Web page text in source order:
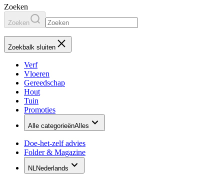
Zoeken
Zoeken
Zoekbalk sluiten
Verf
Vloeren
Gereedschap
Hout
Tuin
Promoties
Alle categorieënAlles
Doe-het-zelf advies
Folder & Magazine
NLNederlands